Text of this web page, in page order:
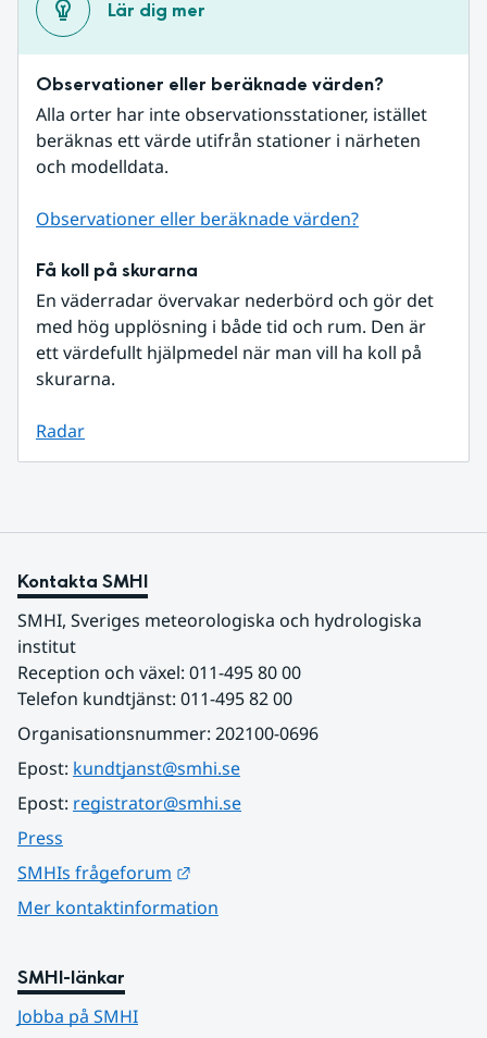
Lär dig mer
Observationer eller beräknade värden?
Alla orter har inte observationsstationer, istället
beräknas ett värde utifrån stationer i närheten
och modelldata.
Observationer eller beräknade värden?
Få koll på skurarna
En väderradar övervakar nederbörd och gör det
med hög upplösning i både tid och rum. Den är
ett värdefullt hjälpmedel när man vill ha koll på
skurarna.
Radar
Kontakta SMHI
SMHI, Sveriges meteorologiska och hydrologiska
institut
Reception och växel: 011-495 80 00
Telefon kundtjänst: 011-495 82 00
Organisationsnummer: 202100-0696
Epost: kundtjanst@smhi.se
Epost: registrator@smhi.se
Press
SMHIs frågeforum
Mer kontaktinformation
SMHI-länkar
Jobba på SMHI